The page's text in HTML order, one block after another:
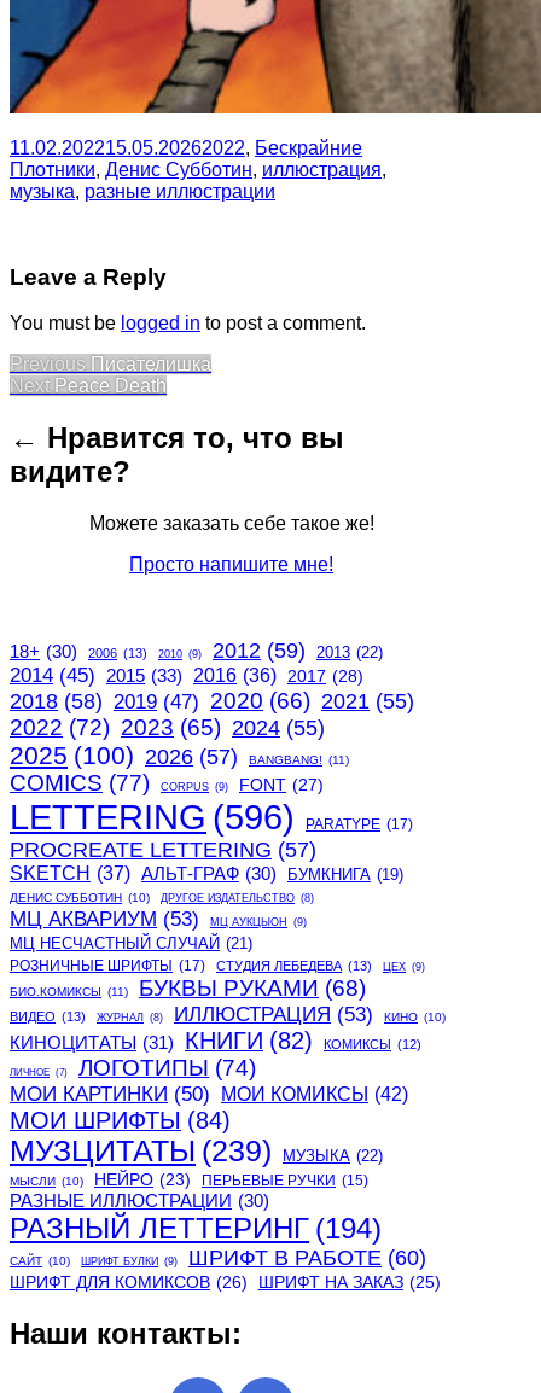
11.02.202215.05.20262022, Бескрайние
Плотники, Денис Субботин, иллюстрация,
музыка, разные иллюстрации
Leave a Reply
You must be logged in to post a comment.
Post
navigation
Previous Previous
post:
Писателишка
Next Next
Peace Death
← Нравится то, что вы
видите?
Можете заказать себе такое же!
Просто напишите мне!
18+ (30) 2006 (13) 2010 (9) 2012 (59) 2013 (22)
2014 (45) 2015 (33) 2016 (36) 2017 (28)
2018 (58) 2019 (47) 2020 (66) 2021 (55)
2022 (72) 2023 (65) 2024 (55)
2025 (100) 2026 (57) BANGBANG! (11)
COMICS (77) CORPUS (9) FONT (27)
LETTERING (596) PARATYPE (17)
PROCREATE LETTERING (57)
SKETCH (37) АЛЬТ-ГРАФ (30) БУМКНИГА (19)
ДЕНИС СУББОТИН (10) ДРУГОЕ ИЗДАТЕЛЬСТВО (8)
МЦ АКВАРИУМ (53) МЦ АУКЦЫОН (9)
МЦ НЕСЧАСТНЫЙ СЛУЧАЙ (21)
РОЗНИЧНЫЕ ШРИФТЫ (17) СТУДИЯ ЛЕБЕДЕВА (13) ЦЕХ (9)
БИО.КОМИКСЫ (11) БУКВЫ РУКАМИ (68)
ВИДЕО (13) ЖУРНАЛ (8) ИЛЛЮСТРАЦИЯ (53) КИНО (10)
КИНОЦИТАТЫ (31) КНИГИ (82) КОМИКСЫ (12)
ЛИЧНОЕ (7) ЛОГОТИПЫ (74)
МОИ КАРТИНКИ (50) МОИ КОМИКСЫ (42)
МОИ ШРИФТЫ (84)
МУЗЦИТАТЫ (239) МУЗЫКА (22)
МЫСЛИ (10) НЕЙРО (23) ПЕРЬЕВЫЕ РУЧКИ (15)
РАЗНЫЕ ИЛЛЮСТРАЦИИ (30)
РАЗНЫЙ ЛЕТТЕРИНГ (194)
САЙТ (10) ШРИФТ БУЛКИ (9) ШРИФТ В РАБОТЕ (60)
ШРИФТ ДЛЯ КОМИКСОВ (26) ШРИФТ НА ЗАКАЗ (25)
Наши контакты: